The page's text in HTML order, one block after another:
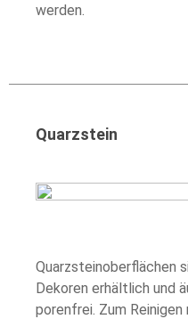
werden.
Quarzstein
Quarzsteinoberflächen
Dekoren erhältlich und
porenfrei. Zum